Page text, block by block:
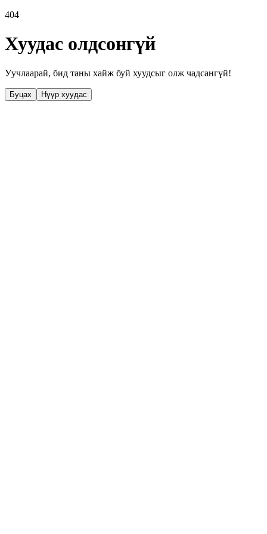
404
Хуудас олдсонгүй
Уучлаарай, бид таны хайж буй хуудсыг олж чадсангүй!
Буцах Нүүр хуудас